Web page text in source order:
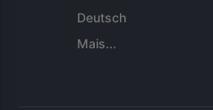
Deutsch
Mais...